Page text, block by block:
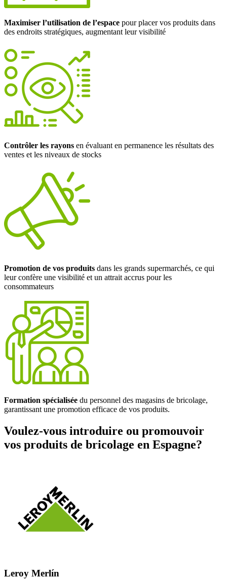
Maximiser l’utilisation de l’espace pour placer vos produits dans
des endroits stratégiques, augmentant leur visibilité
Contrôler les rayons en évaluant en permanence les résultats des
ventes et les niveaux de stocks
Promotion de vos produits dans les grands supermarchés, ce qui
leur confère une visibilité et un attrait accrus pour les
consommateurs
Formation spécialisée du personnel des magasins de bricolage,
garantissant une promotion efficace de vos produits.
Voulez-vous introduire ou promouvoir
vos produits de bricolage en Espagne?
Leroy Merlín